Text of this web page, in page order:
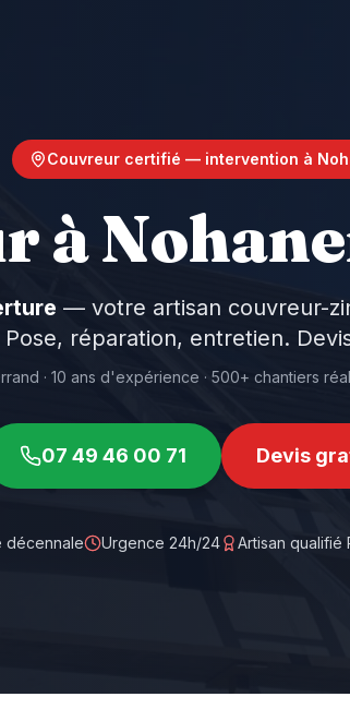
Couvreur certifié — intervention à
à
— votre artisan couvreur-
Pose, réparation, entretien.
· 10 ans d'expérience · 500+ chantiers
07 49 46 00 71 Devis
décennale Urgence 24h/24 Artisan qualifié